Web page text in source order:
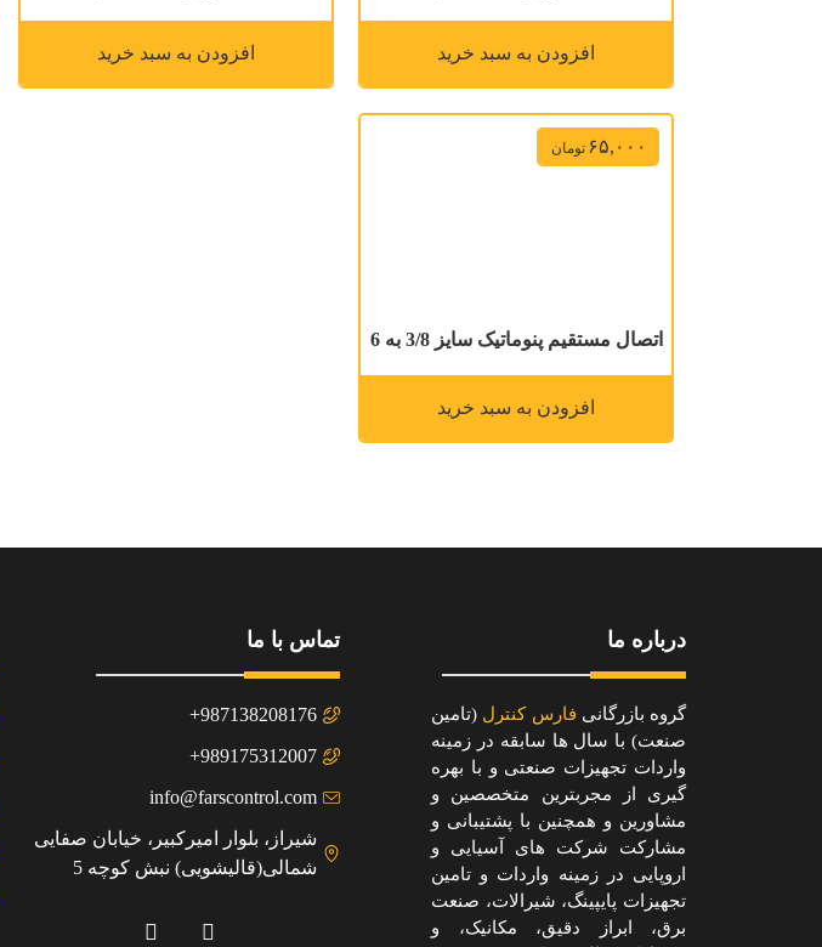
افزودن به سبد خرید افزودن به سبد خرید
۶۵,۰۰۰ تومان
اتصال مستقیم پنوماتیک سایز 3/8 به 6
افزودن به سبد خرید
درباره ما
گروه بازرگانی فارس کنترل (تامین
صنعت) با سال ها سابقه در زمینه
واردات تجهیزات صنعتی و با بهره
گیری از مجربترین متخصصین و
مشاورین و همچنین با پشتیبانی و
مشارکت شرکت های آسیایی و
اروپایی در زمینه واردات و تامین
تجهیزات پایپینگ، شیرالات، صنعت
برق، ابراز دقیق، مکانیک، و
تماس با ما
987138208176+
989175312007+
info@farscontrol.com
شیراز، بلوار امیرکبیر، خیابان صفایی
شمالی(قالیشویی) نبش کوچه 5